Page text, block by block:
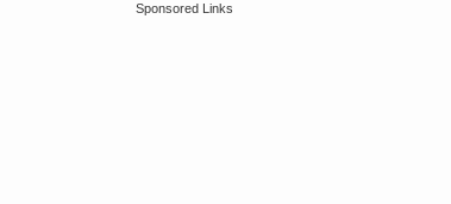
Sponsored Links